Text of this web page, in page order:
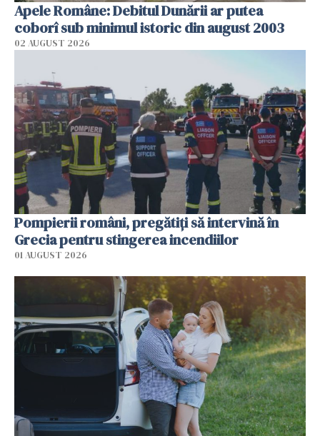
Apele Române: Debitul Dunării ar putea
coborî sub minimul istoric din august 2003
02 AUGUST 2026
Pompierii români, pregătiţi să intervină în
Grecia pentru stingerea incendiilor
01 AUGUST 2026